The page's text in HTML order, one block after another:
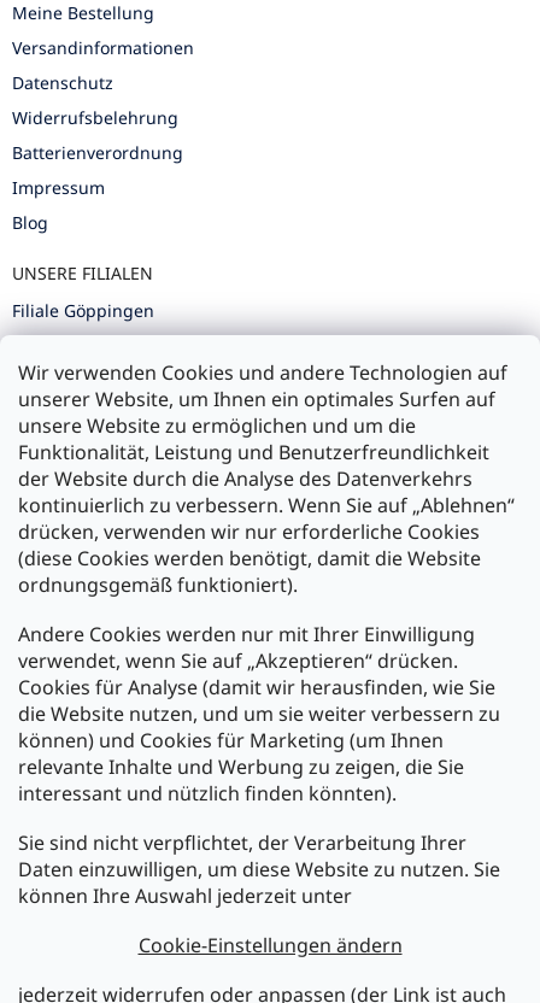
Wir verwenden Cookies und andere Technologien auf
unserer Website, um Ihnen ein optimales Surfen auf
unsere Website zu ermöglichen und um die
Funktionalität, Leistung und Benutzerfreundlichkeit
der Website durch die Analyse des Datenverkehrs
kontinuierlich zu verbessern. Wenn Sie auf „Ablehnen“
drücken, verwenden wir nur erforderliche Cookies
(diese Cookies werden benötigt, damit die Website
ordnungsgemäß funktioniert).
Andere Cookies werden nur mit Ihrer Einwilligung
verwendet, wenn Sie auf „Akzeptieren“ drücken.
Cookies für Analyse (damit wir herausfinden, wie Sie
die Website nutzen, und um sie weiter verbessern zu
können) und Cookies für Marketing (um Ihnen
relevante Inhalte und Werbung zu zeigen, die Sie
interessant und nützlich finden könnten).
Sie sind nicht verpflichtet, der Verarbeitung Ihrer
Daten einzuwilligen, um diese Website zu nutzen. Sie
können Ihre Auswahl jederzeit unter
Cookie-Einstellungen ändern
jederzeit widerrufen oder anpassen (der Link ist auch
Meine Bestellung
Versandinformationen
Datenschutz
Widerrufsbelehrung
Batterienverordnung
Impressum
Blog
UNSERE FILIALEN
Filiale Göppingen
Filiale Ulm
Zahlung und Versand
Versand mit:
Zahlarten:
Newsletter abonnieren
Legen Sie Ihre E-Mail ein und wir werden Ihnen Informationen
über neue Produkte in unserem E-Shop zusenden.
E-Mail